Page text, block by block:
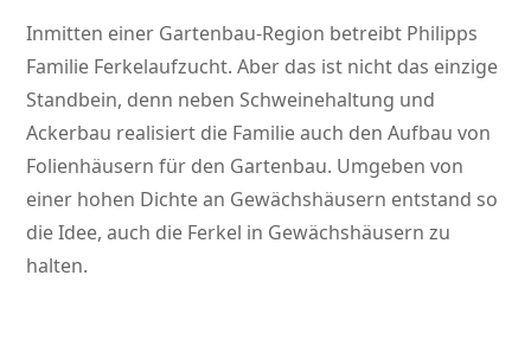
Inmitten einer Gartenbau-Region betreibt Philipps
Familie Ferkelaufzucht. Aber das ist nicht das einzige
Standbein, denn neben Schweinehaltung und
Ackerbau realisiert die Familie auch den Aufbau von
Folienhäusern für den Gartenbau. Umgeben von
einer hohen Dichte an Gewächshäusern entstand so
die Idee, auch die Ferkel in Gewächshäusern zu
halten.